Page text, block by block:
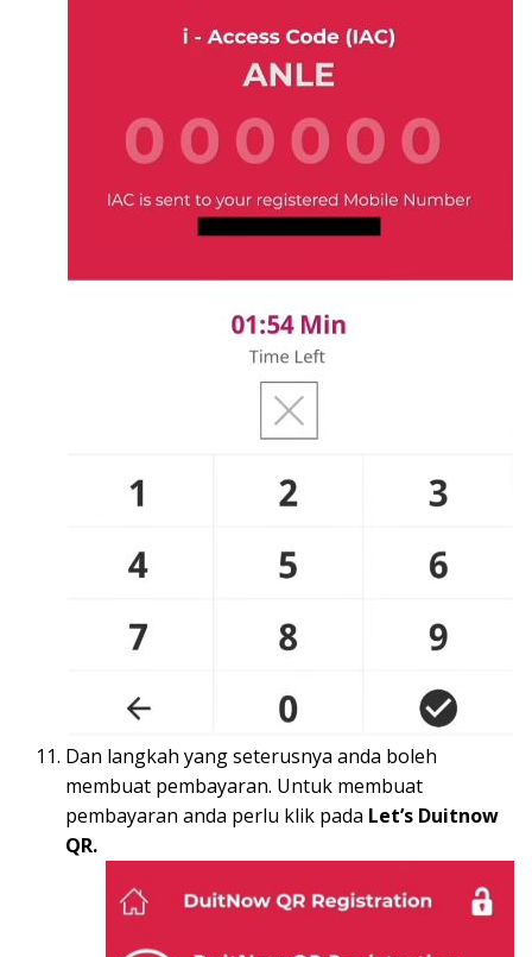
Dan langkah yang seterusnya anda boleh
membuat pembayaran. Untuk membuat
pembayaran anda perlu klik pada Let’s Duitnow
QR.